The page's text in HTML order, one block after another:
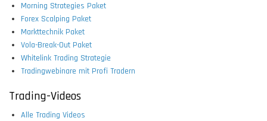
Morning Strategies Paket
Forex Scalping Paket
Markttechnik Paket
Vola-Break-Out Paket
Whitelink Trading Strategie
Tradingwebinare mit Profi Tradern
Trading-Videos
Alle Trading Videos